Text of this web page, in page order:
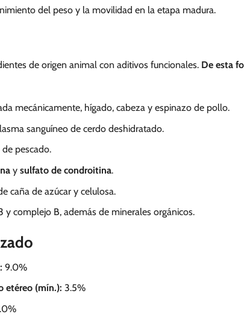
del peso y la movilidad en la etapa madura.
de origen animal con aditivos funcionales. De esta
mecánicamente, hígado, cabeza y espinazo de pollo.
sanguíneo de cerdo deshidratado.
pescado.
y sulfato de condroitina.
caña de azúcar y celulosa.
y complejo B, además de minerales orgánicos.
9.0%
etéreo (mín.): 3.5%